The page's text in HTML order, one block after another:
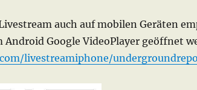
auch auf mobilen Geräten
Google VideoPlayer geöffnet
livestreamiphone/